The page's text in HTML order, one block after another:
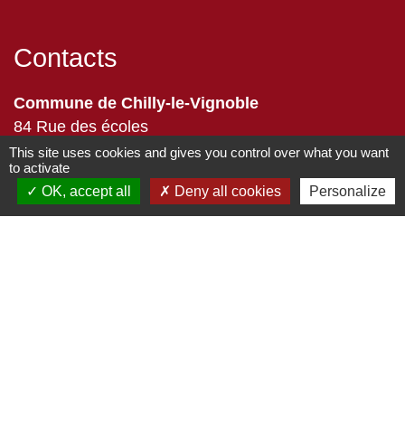
Contacts
Commune de Chilly-le-Vignoble
84 Rue des écoles
39570 Chilly-le-Vignoble - FRANCE
+33 3 84 43 04 58
Contact par formulaire
This site uses cookies and gives you control over what you want
to activate
OK, accept all
Deny all cookies Personalize